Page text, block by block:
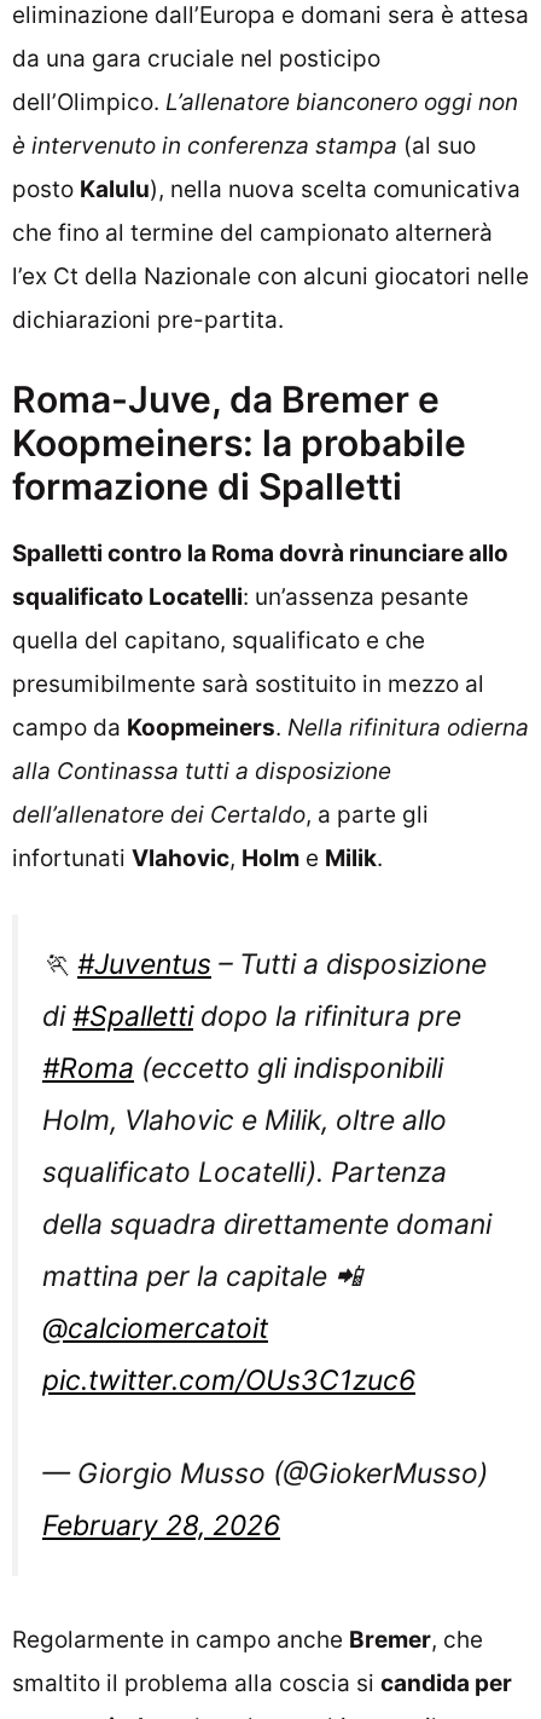
eliminazione dall’Europa e domani sera è attesa
da una gara cruciale nel posticipo
dell’Olimpico. L’allenatore bianconero oggi non
è intervenuto in conferenza stampa (al suo
posto Kalulu), nella nuova scelta comunicativa
che fino al termine del campionato alternerà
l’ex Ct della Nazionale con alcuni giocatori nelle
dichiarazioni pre-partita.
Roma-Juve, da Bremer e
Koopmeiners: la probabile
formazione di Spalletti
Spalletti contro la Roma dovrà rinunciare allo
squalificato Locatelli: un’assenza pesante
quella del capitano, squalificato e che
presumibilmente sarà sostituito in mezzo al
campo da Koopmeiners. Nella rifinitura odierna
alla Continassa tutti a disposizione
dell’allenatore dei Certaldo, a parte gli
infortunati Vlahovic, Holm e Milik.
🏃 #Juventus – Tutti a disposizione
di#Spallettidopo la rifinitura pre
#Roma (eccetto gli indisponibili
Holm, Vlahovic e Milik, oltre allo
squalificato Locatelli). Partenza
della squadra direttamente domani
mattina per la capitale 📲
@calciomercatoit
pic.twitter.com/OUs3C1zuc6
— Giorgio Musso (@GiokerMusso)
February 28, 2026
Regolarmente in campo anche Bremer, che
smaltito il problema alla coscia si candida per